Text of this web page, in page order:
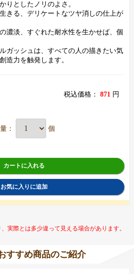
りとしたノリのよさ。
きる、デリケートなツヤ消しの仕上が
濃淡、すぐれた耐水性を生かせば、個
ガッシュは、すべての人の描きたい気
造力を触発します。
税込価格： 871 円
： 個
カートに入れる
お気に入りに追加
実際とは多少違って見える場合があります。
すすめ商品のご紹介